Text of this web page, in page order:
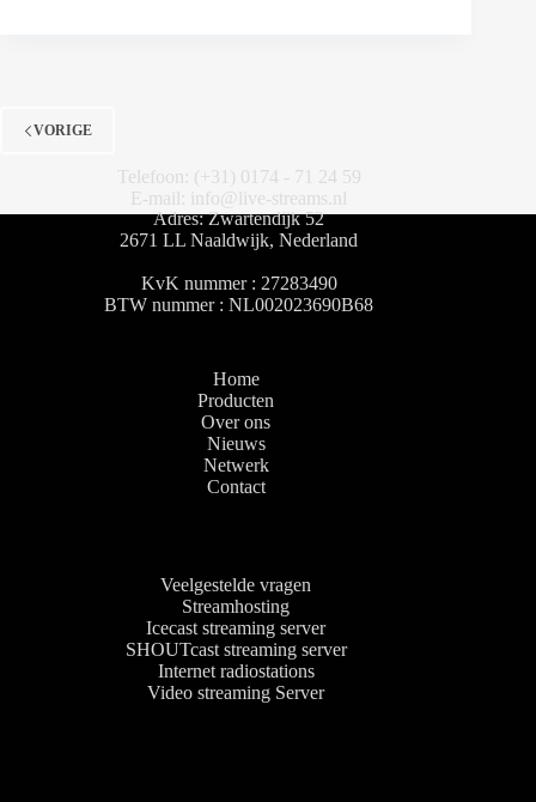
VORIGE
Telefoon: (+31) 0174 - 71 24 59
E-mail: info@live-streams.nl
Adres: Zwartendijk 52
2671 LL Naaldwijk, Nederland
KvK nummer : 27283490
BTW nummer : NL002023690B68
Home
Producten
Over ons
Nieuws
Netwerk
Contact
Veelgestelde vragen
Streamhosting
Icecast streaming server
SHOUTcast streaming server
Internet radiostations
Video streaming Server